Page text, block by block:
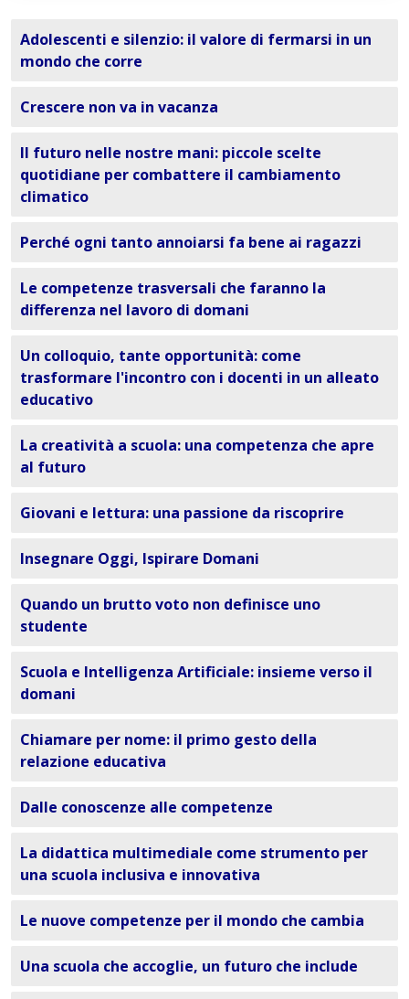
Adolescenti e silenzio: il valore di fermarsi in un
mondo che corre
Crescere non va in vacanza
Il futuro nelle nostre mani: piccole scelte
quotidiane per combattere il cambiamento
climatico
Perché ogni tanto annoiarsi fa bene ai ragazzi
Le competenze trasversali che faranno la
differenza nel lavoro di domani
Un colloquio, tante opportunità: come
trasformare l'incontro con i docenti in un alleato
educativo
La creatività a scuola: una competenza che apre
al futuro
Giovani e lettura: una passione da riscoprire
Insegnare Oggi, Ispirare Domani
Quando un brutto voto non definisce uno
studente
Scuola e Intelligenza Artificiale: insieme verso il
domani
Chiamare per nome: il primo gesto della
relazione educativa
Dalle conoscenze alle competenze
La didattica multimediale come strumento per
una scuola inclusiva e innovativa
Le nuove competenze per il mondo che cambia
Una scuola che accoglie, un futuro che include